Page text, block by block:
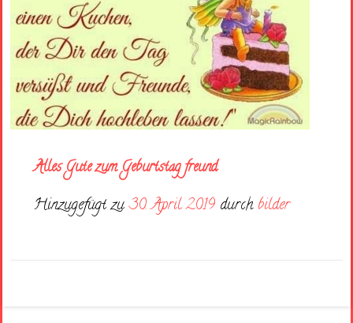
Alles Gute zum Geburtstag freund
Hinzugefügt zu30. April 2019 durch bilder